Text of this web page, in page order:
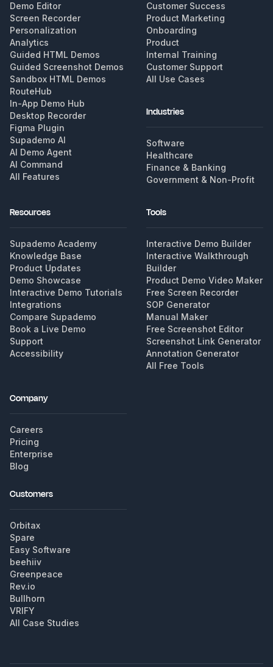
Demo Editor
Screen Recorder
Personalization
Analytics
Guided HTML Demos
Guided Screenshot Demos
Sandbox HTML Demos
RouteHub
In-App Demo Hub
Desktop Recorder
Figma Plugin
Supademo AI
AI Demo Agent
AI Command
All Features
Customer Success
Product Marketing
Onboarding
Product
Internal Training
Customer Support
All Use Cases
Industries
Software
Healthcare
Finance & Banking
Government & Non-Profit
Resources
Supademo Academy
Knowledge Base
Product Updates
Demo Showcase
Interactive Demo Tutorials
Integrations
Compare Supademo
Book a Live Demo
Support
Accessibility
Tools
Interactive Demo Builder
Interactive Walkthrough
Builder
Product Demo Video Maker
Free Screen Recorder
SOP Generator
Manual Maker
Free Screenshot Editor
Screenshot Link Generator
Annotation Generator
All Free Tools
Company
Careers
Pricing
Enterprise
Blog
Customers
Orbitax
Spare
Easy Software
beehiiv
Greenpeace
Rev.io
Bullhorn
VRIFY
All Case Studies